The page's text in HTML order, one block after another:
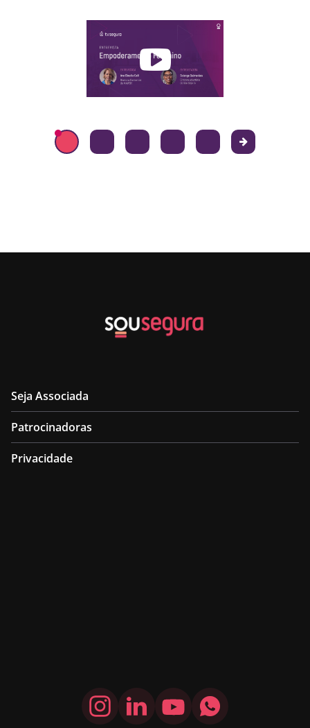
Seja Associada
Patrocinadoras
Privacidade